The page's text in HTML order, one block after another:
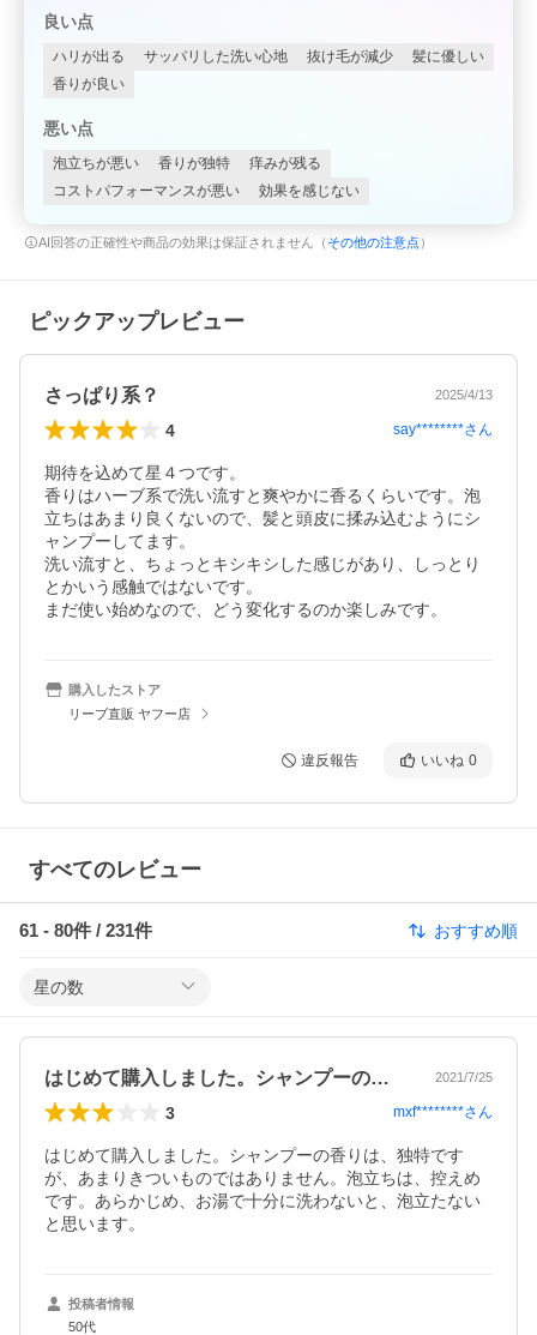
良い点
ハリが出る サッパリした洗い心地 抜け毛が減少
髪に優しい
香りが良い
悪い点
泡立ちが悪い 香りが独特
痒みが残る
コストパフォーマンスが悪い
効果を感じない
AI回答の正確性や商品の効果は保証されません（ その他の注意点 ）
ピックアップレビュー
さっぱり系？ 2025/4/13
4 say********さん
期待を込めて星４つです。
香りはハーブ系で洗い流すと爽やかに香るくらいです。泡
立ちはあまり良くないので、髪と頭皮に揉み込むようにシ
ャンプーしてます。
洗い流すと、ちょっとキシキシした感じがあり、しっとり
とかいう感触ではないです。
まだ使い始めなので、どう変化するのか楽しみです。
購入したストア
リーブ直販 ヤフー店
違反報告 いいね 0
すべてのレビュー
61 - 80件 / 231件 おすすめ順
星の数
はじめて購入しました。シャンプーの香り… 2021/7/25
3 mxf********さん
はじめて購入しました。シャンプーの香りは、独特です
が、あまりきついものではありません。泡立ちは、控えめ
です。あらかじめ、お湯で十分に洗わないと、泡立たない
と思います。
投稿者情報
50代